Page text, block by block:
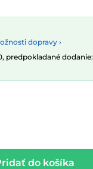
dopravy ›
predpokladané dodanie:
do košíka